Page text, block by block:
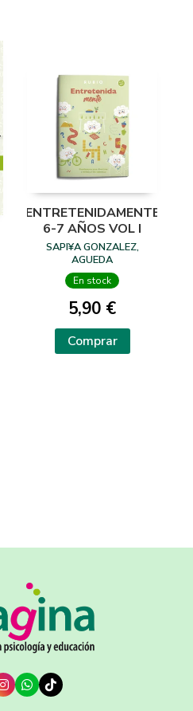
ENTRETENIDAMENTE
6-7 AÑOS VOL I
SAPI¥A GONZALEZ,
AGUEDA
En stock
5,90 €
Comprar